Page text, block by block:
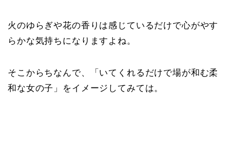
火のゆらぎや花の香りは感じているだけで心がやす
らかな気持ちになりますよね。
そこからちなんで、「いてくれるだけで場が和む柔
和な女の子」をイメージしてみては。